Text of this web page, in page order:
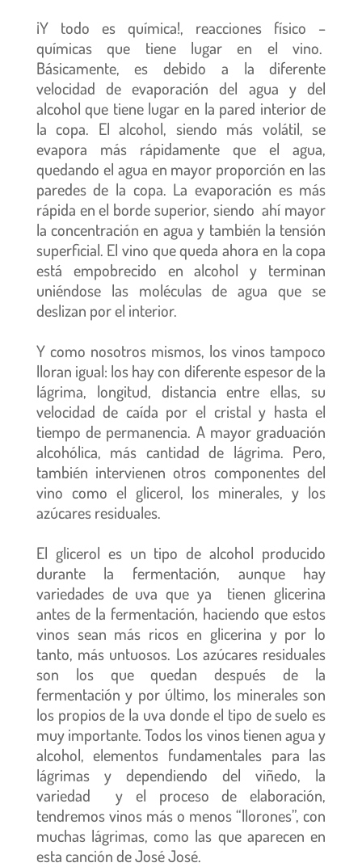
¡Y todo es química!, reacciones físico –
químicas que tiene lugar en el vino.
Básicamente, es debido a la diferente
velocidad de evaporación del agua y del
alcohol que tiene lugar en la pared interior de
la copa. El alcohol, siendo más volátil, se
evapora más rápidamente que el agua,
quedando el agua en mayor proporción en las
paredes de la copa. La evaporación es más
rápida en el borde superior, siendo ahí mayor
la concentración en agua y también la tensión
superficial. El vino que queda ahora en la copa
está empobrecido en alcohol y terminan
uniéndose las moléculas de agua que se
deslizan por el interior.
Y como nosotros mismos, los vinos tampoco
lloran igual: los hay con diferente espesor de la
lágrima, longitud, distancia entre ellas, su
velocidad de caída por el cristal y hasta el
tiempo de permanencia. A mayor graduación
alcohólica, más cantidad de lágrima. Pero,
también intervienen otros componentes del
vino como el glicerol, los minerales, y los
azúcares residuales.
El glicerol es un tipo de alcohol producido
durante la fermentación, aunque hay
variedades de uva que ya tienen glicerina
antes de la fermentación, haciendo que estos
vinos sean más ricos en glicerina y por lo
tanto, más untuosos. Los azúcares residuales
son los que quedan después de la
fermentación y por último, los minerales son
los propios de la uva donde el tipo de suelo es
muy importante. Todos los vinos tienen agua y
alcohol, elementos fundamentales para las
lágrimas y dependiendo del viñedo, la
variedad y el proceso de elaboración,
tendremos vinos más o menos “llorones”, con
muchas lágrimas, como las que aparecen en
esta canción de José José.